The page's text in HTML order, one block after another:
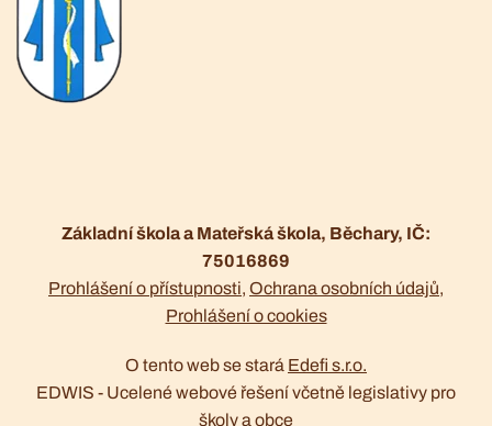
Základní škola a Mateřská škola, Běchary, IČ:
75016869
Prohlášení o přístupnosti Ochrana osobních údajů
Prohlášení o cookies
O tento web se stará Edefi s.r.o.
EDWIS - Ucelené webové řešení včetně legislativy pro
školy a obce